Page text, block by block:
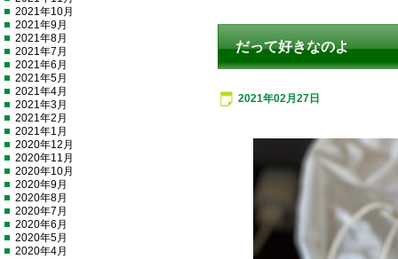
だって好きなのよ
2021年02月27日
2021年10月
2021年9月
2021年8月
2021年7月
2021年6月
2021年5月
2021年4月
2021年3月
2021年2月
2021年1月
2020年12月
2020年11月
2020年10月
2020年9月
2020年8月
2020年7月
2020年6月
2020年5月
2020年4月